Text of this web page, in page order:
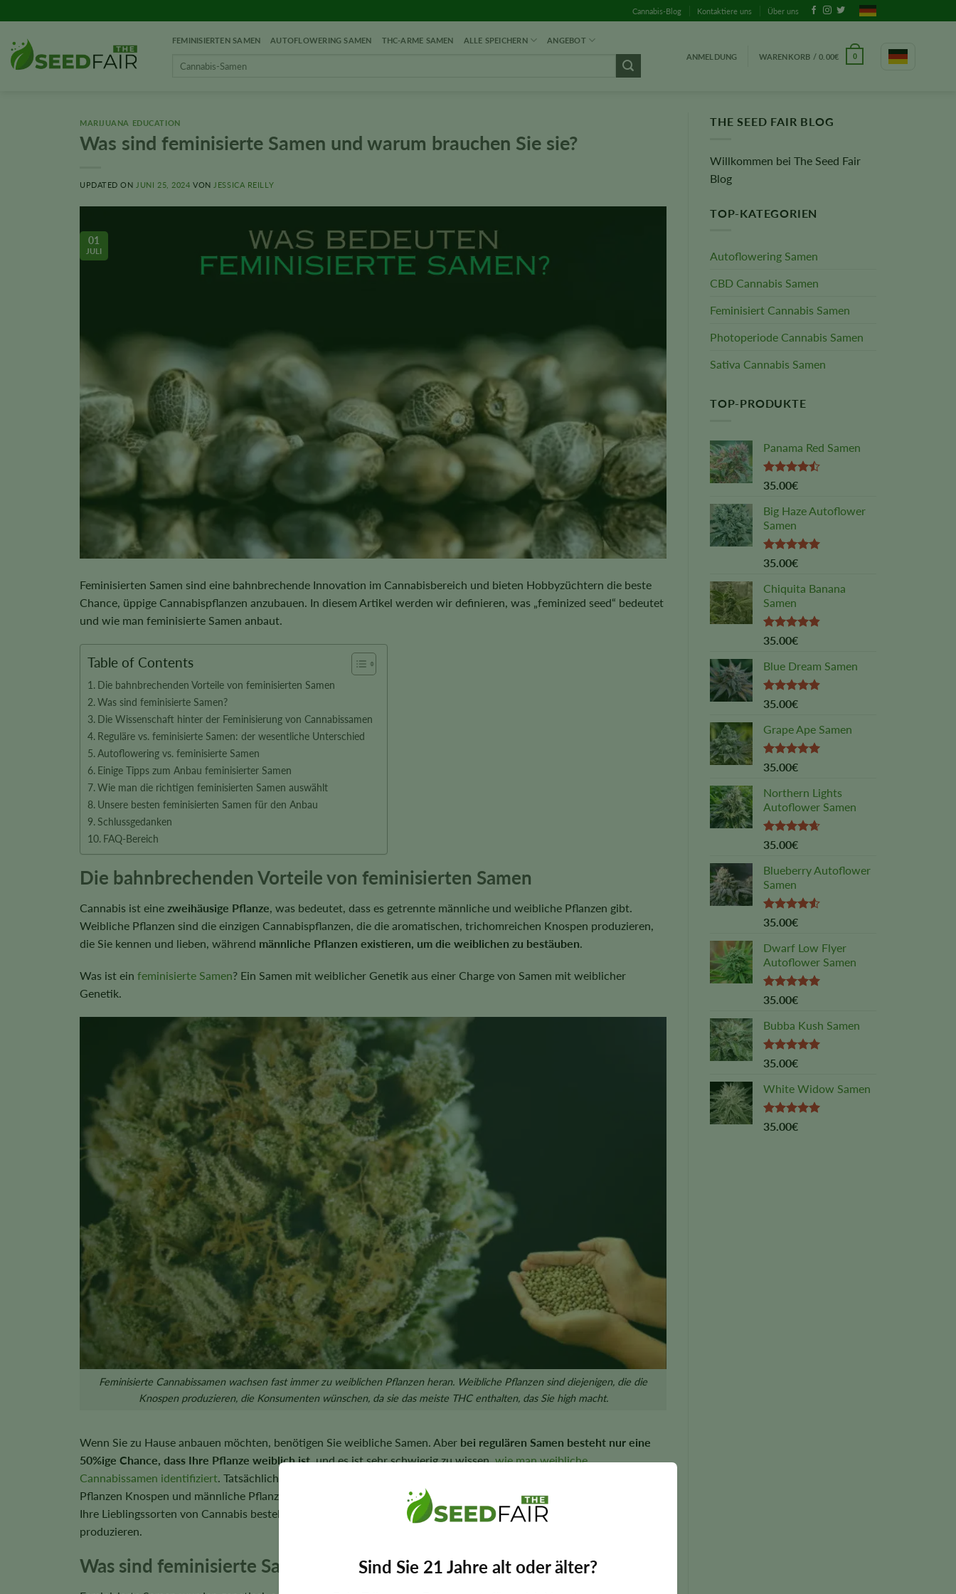
Sind Sie 21 Jahre alt oder älter?
Inhalt
springen
Cannabis-Blog Kontaktiere uns Über uns
FEMINISIERTEN SAMEN AUTOFLOWERING SAMEN THC-ARME SAMEN ALLE SPEICHERN ANGEBOT
ANMELDUNG WARENKORB /0.00€ 0
MARIJUANA EDUCATION
Was sind feminisierte Samen und warum brauchen Sie sie?
UPDATED ON JUNI 25, 2024 VON JESSICA REILLY
01
JULI
Feminisierten Samen sind eine bahnbrechende Innovation im Cannabisbereich und bieten Hobbyzüchtern die beste
Chance, üppige Cannabispflanzen anzubauen. In diesem Artikel werden wir definieren, was „feminized seed“ bedeutet
und wie man feminisierte Samen anbaut.
Table of Contents
Die bahnbrechenden Vorteile von feminisierten Samen
Was sind feminisierte Samen?
Die Wissenschaft hinter der Feminisierung von Cannabissamen
Reguläre vs. feminisierte Samen: der wesentliche Unterschied
Autoflowering vs. feminisierte Samen
Einige Tipps zum Anbau feminisierter Samen
Wie man die richtigen feminisierten Samen auswählt
Unsere besten feminisierten Samen für den Anbau
Schlussgedanken
FAQ-Bereich
Die bahnbrechenden Vorteile von feminisierten Samen
Cannabis ist eine zweihäusige Pflanze , was bedeutet, dass es getrennte männliche und weibliche Pflanzen gibt.
Weibliche Pflanzen sind die einzigen Cannabispflanzen, die die aromatischen, trichomreichen Knospen produzieren,
die Sie kennen und lieben, während männliche Pflanzen existieren, um die weiblichen zu bestäuben
Was ist ein feminisierte Samen? Ein Samen mit weiblicher Genetik aus einer Charge von Samen mit weiblicher
Genetik.
Feminisierte Cannabissamen wachsen fast immer zu weiblichen Pflanzen heran. Weibliche Pflanzen sind diejenigen, die die
Knospen produzieren, die Konsumenten wünschen, da sie das meiste THC enthalten, das Sie high macht.
Wenn Sie zu Hause anbauen möchten, benötigen Sie weibliche Samen. Aber bei regulären Samen besteht nur eine
50%ige Chance, dass Ihre Pflanze weiblich ist, und es ist sehr schwierig zu wissen,wie man weibliche
Cannabissamen identifiziert . Tatsächlich sind diese Pflanzen fast bis in die Blütephase identisch, wenn weibliche
Pflanzen Knospen und männliche Pflanzen Pollensäcke entwickeln. Dank der Samenfeminisierung können Sie jedoch
Ihre Lieblingssorten von Cannabis bestellen und Samen erhalten, die zu 99 % garantiert weiblich sind und Knospen
produzieren.
Was sind feminisierte Samen?
THE SEED FAIR BLOG
Willkommen bei The Seed Fair
Blog
TOP-KATEGORIEN
Autoflowering Samen
CBD Cannabis Samen
Feminisiert Cannabis Samen
Photoperiode Cannabis Samen
Sativa Cannabis Samen
TOP-PRODUKTE
Panama Red Samen
Rated
of 5
35.00€
Big Haze Autoflower
Samen
Rated5.00
35.00€
Chiquita Banana
Samen
Rated4.83
35.00€
Blue Dream Samen
Rated4.89
35.00€
Grape Ape Samen
Rated5.00
35.00€
Northern Lights
Autoflower Samen
Rated4.64
35.00€
Blueberry Autoflower
Samen
Rated
of 5
35.00€
Dwarf Low Flyer
Autoflower Samen
Rated5.00
35.00€
Bubba Kush Samen
Rated5.00
35.00€
White Widow Samen
Rated5.00
35.00€